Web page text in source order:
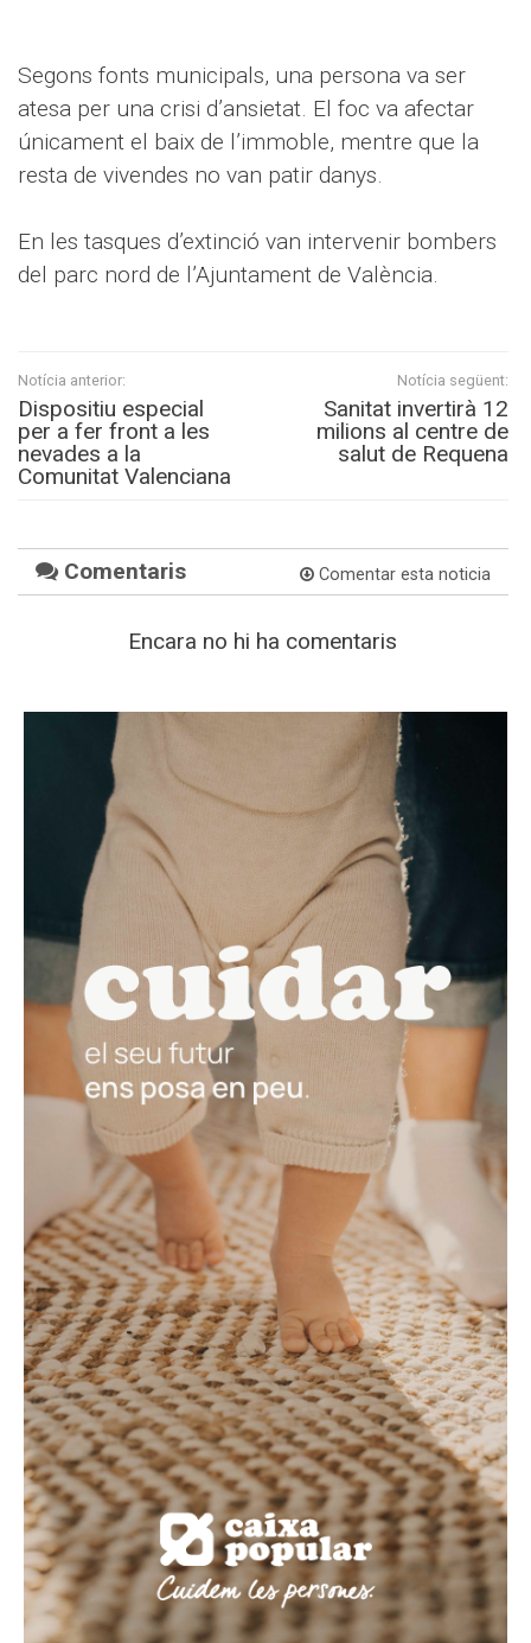
Segons fonts municipals, una persona va ser
atesa per una crisi d’ansietat. El foc va afectar
únicament el baix de l’immoble, mentre que la
resta de vivendes no van patir danys.
En les tasques d’extinció van intervenir bombers
del parc nord de l’Ajuntament de València.
Notícia anterior:
Dispositiu especial
per a fer front a les
nevades a la
Comunitat Valenciana
Notícia següent:
Sanitat invertirà 12
milions al centre de
salut de Requena
Comentaris Comentar esta noticia
Encara no hi ha comentaris